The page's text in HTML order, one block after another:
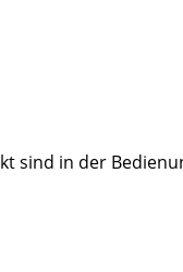
sind in der